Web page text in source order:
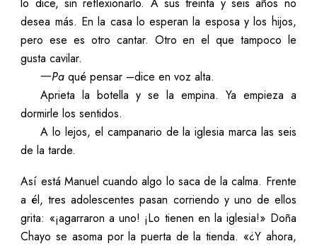
desea más. En la casa lo esperan la esposa y los hijos,
pero ese es otro cantar. Otro en el que tampoco le
gusta cavilar.
一Pa qué pensar –dice en voz alta.
Aprieta la botella y se la empina. Ya empieza a
dormirle los sentidos.
A lo lejos, el campanario de la iglesia marca las seis
de la tarde.
Así está Manuel cuando algo lo saca de la calma. Frente
a él, tres adolescentes pasan corriendo y uno de ellos
grita: «¡agarraron a uno! ¡Lo tienen en la iglesia!» Doña
Chayo se asoma por la puerta de la tienda. «¿Y ahora,